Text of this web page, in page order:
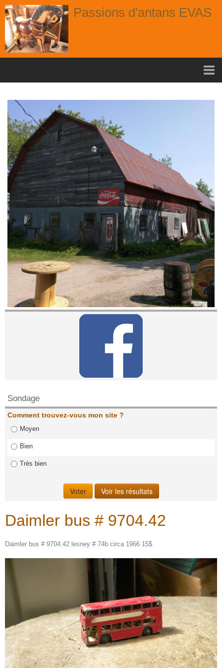
Passions d'antans EVAS
nouvelle arrivage aout
Album
Portes
Fenêtres
Chaises
Contact
Contactez nous!
Sondage
Comment trouvez-vous mon site ?
Moyen
Bien
Très bien
Daimler bus # 9704.42
Daimler bus # 9704.42 lesney # 74b circa 1966 15$